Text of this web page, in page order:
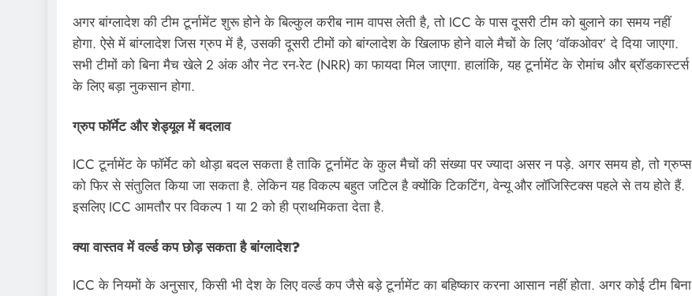
अगर बांग्लादेश की टीम टूर्नामेंट शुरू होने के बिल्कुल करीब नाम वापस लेती है, तो ICC के पास दूसरी टीम को बुलाने का समय नहीं
होगा. ऐसे में बांग्लादेश जिस ग्रुप में है, उसकी दूसरी टीमों को बांग्लादेश के खिलाफ होने वाले मैचों के लिए ‘वॉकओवर’ दे दिया जाएगा.
सभी टीमों को बिना मैच खेले 2 अंक और नेट रन-रेट (NRR) का फायदा मिल जाएगा. हालांकि, यह टूर्नामेंट के रोमांच और ब्रॉडकास्टर्स
के लिए बड़ा नुकसान होगा.
ग्रुप फॉर्मेट और शेड्यूल में बदलाव
ICC टूर्नामेंट के फॉर्मेट को थोड़ा बदल सकता है ताकि टूर्नामेंट के कुल मैचों की संख्या पर ज्यादा असर न पड़े. अगर समय हो, तो ग्रुप्स
को फिर से संतुलित किया जा सकता है. लेकिन यह विकल्प बहुत जटिल है क्योंकि टिकटिंग, वेन्यू और लॉजिस्टिक्स पहले से तय होते हैं.
इसलिए ICC आमतौर पर विकल्प 1 या 2 को ही प्राथमिकता देता है.
क्या वास्तव में वर्ल्ड कप छोड़ सकता है बांग्लादेश?
ICC के नियमों के अनुसार, किसी भी देश के लिए वर्ल्ड कप जैसे बड़े टूर्नामेंट का बहिष्कार करना आसान नहीं होता. अगर कोई टीम बिना